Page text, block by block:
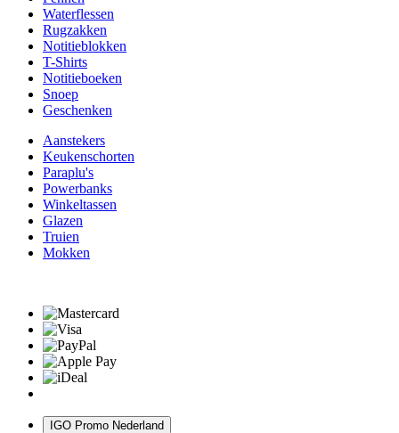
Waterflessen
Rugzakken
Notitieblokken
T-Shirts
Notitieboeken
Snoep
Geschenken
Aanstekers
Keukenschorten
Paraplu's
Powerbanks
Winkeltassen
Glazen
Truien
Mokken
IGO Promo Nederland